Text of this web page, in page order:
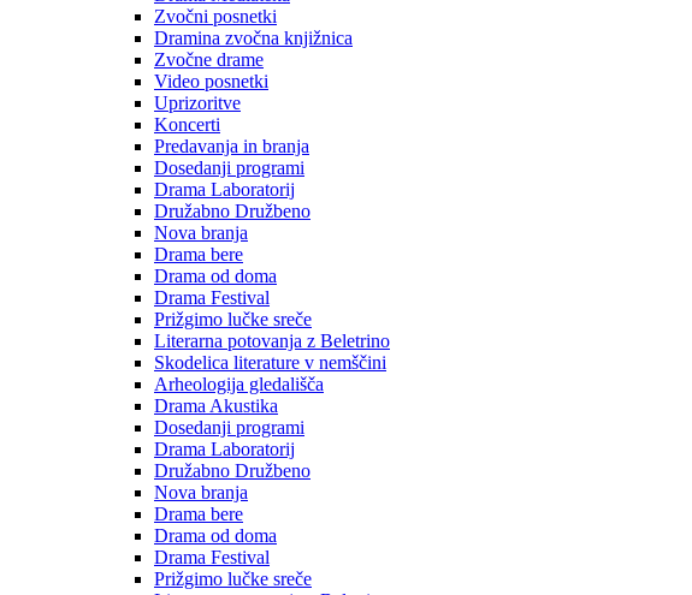
Zvočni posnetki
Dramina zvočna knjižnica
Zvočne drame
Video posnetki
Uprizoritve
Koncerti
Predavanja in branja
Dosedanji programi
Drama Laboratorij
Družabno Družbeno
Nova branja
Drama bere
Drama od doma
Drama Festival
Prižgimo lučke sreče
Literarna potovanja z Beletrino
Skodelica literature v nemščini
Arheologija gledališča
Drama Akustika
Dosedanji programi
Drama Laboratorij
Družabno Družbeno
Nova branja
Drama bere
Drama od doma
Drama Festival
Prižgimo lučke sreče